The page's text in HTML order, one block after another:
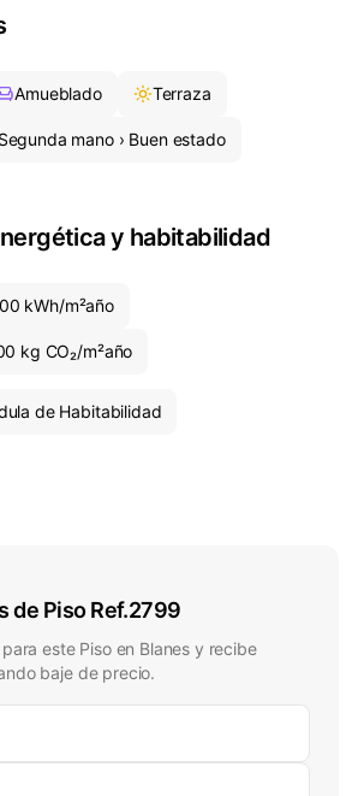
diseño funcional en forma de
de almacenaje. La zona de
que maximizan el orden, y
cálidos, plato de ducha con
y un espejo retroiluminado de
todo el inmueble y una
propiedad combina a la
Amueblado Terraza
Segunda mano › Buen estado
y habitabilidad
kWh/m²año
kg CO₂/m²año
de Habitabilidad
de PisoRef.2799
este Piso en Blanes y recibe
baje de precio.